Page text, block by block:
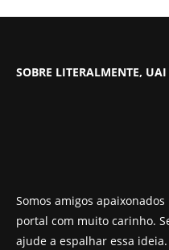
SOBRE LITERALMENTE, UAI
Somos amigos
portal com muito carinho.
ajude a espalhar essa